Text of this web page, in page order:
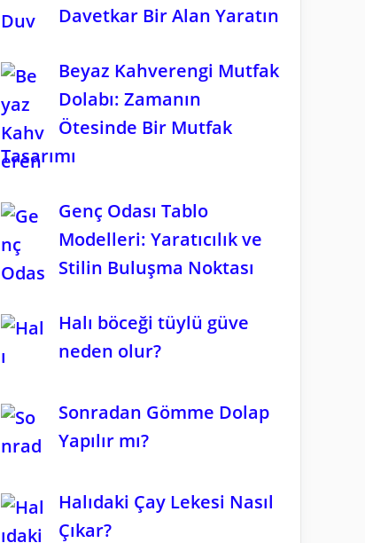
Davetkar Bir Alan Yaratın
Beyaz Kahverengi Mutfak
Dolabı: Zamanın
Ötesinde Bir Mutfak
Tasarımı
Genç Odası Tablo
Modelleri: Yaratıcılık ve
Stilin Buluşma Noktası
Halı böceği tüylü güve
neden olur?
Sonradan Gömme Dolap
Yapılır mı?
Halıdaki Çay Lekesi Nasıl
Çıkar?